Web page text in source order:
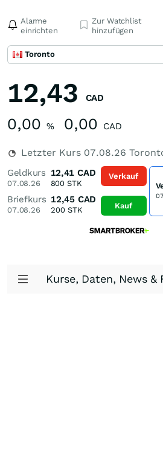
Alarme
einrichten
Zur Watchlist
hinzufügen
Toronto
12,43 CAD
0,00 % 0,00 CAD
Letzter Kurs 07.08.26
Geldkurs
07.08.26
12,41 CAD
800 STK
Briefkurs
07.08.26
12,45 CAD
200STK
Verkauf
Kauf
Kurse, Daten, News &